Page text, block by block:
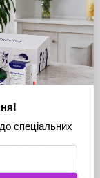
компонентів.
повноцінного
добову
з колодязів або
Bacillus(B.
в 1 флаконі 5